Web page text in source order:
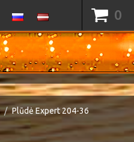
0
Plūdė Expert 204-36